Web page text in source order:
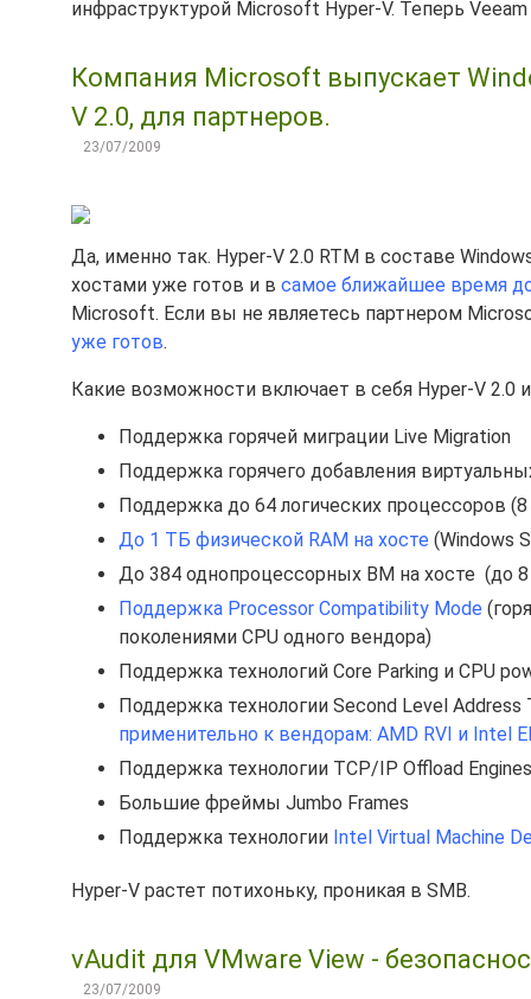
инфраструктурой Microsoft Hyper-V. Теперь
Компания Microsoft выпускает
V 2.0, для партнеров.
23/07/2009
Да, именно так. Hyper-V 2.0 RTM в составе
хостами уже готов и в самое ближайшее время
Microsoft. Если вы не являетесь партнером
уже готов.
Какие возможности включает в себя Hyper-V 2.0
Поддержка горячей миграции Live Migration
Поддержка горячего добавления
Поддержка до 64 логических процессоров
До 1 ТБ физической RAM на хосте (Windows
До 384 однопроцессорных ВМ на хосте (до 8
Поддержка Processor Compatibility Mode
поколениями CPU одного вендора)
Поддержка технологий Core Parking и CPU
Поддержка технологии Second Level Address
применительно к вендорам: AMD RVI и Intel
Поддержка технологии TCP/IP Offload
Большие фреймы Jumbo Frames
Поддержка технологии Intel Virtual Machine
Hyper-V растет потихоньку, проникая в SMB.
vAudit для VMware View -
23/07/2009